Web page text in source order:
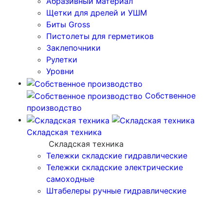
Щетки для дрелей и УШМ
Биты Gross
Пистолеты для герметиков
Заклепочники
Рулетки
Уровни
Собственное
производство
Складская техника
Складская техника
Тележки складские гидравлические
Тележки складские электрические
самоходные
Штабелеры ручные гидравлические